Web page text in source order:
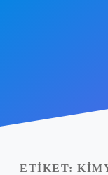
Yasal Uyarı
ETIKET: